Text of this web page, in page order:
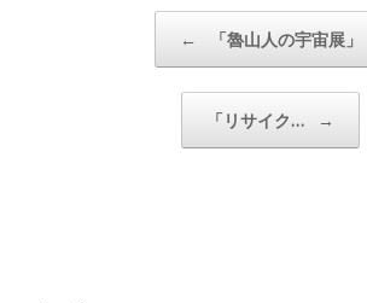
← 「魯山人の宇宙展」
「リサイク… →